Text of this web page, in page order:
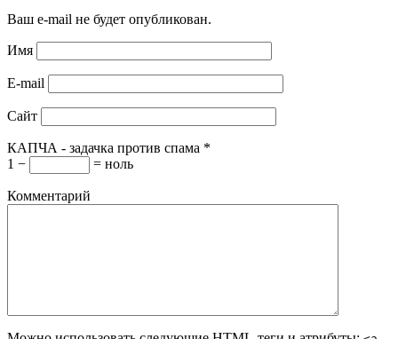
Ваш e-mail не будет опубликован.
Имя
E-mail
Сайт
КАПЧА - задачка против спама *
1 −
= ноль
Комментарий